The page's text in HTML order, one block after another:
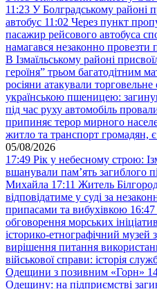
11:23 У Болградському районі
автобус 11:02 Через пункт
пасажир рейсового автобуса
намагався незаконно провезти
В Ізмаїльському районі
героїня” трьом багатодітним
росіяни атакували
українською пшеницею:
під час руху автомобіль
припиняє терор мирного
житло та транспорт громадян,
05/08/2026
17:49 Рік у небесному строю:
вшанували пам’ять загиблого
Михайла 17:11 Житель
відповідатиме у суді за
припасами та вибухівкою 16:47
обговорення морських
історико-етнографічний
вирішення питання
військової справи: історія
Одещини з позивним «Горн»
Одещину: на підприємстві